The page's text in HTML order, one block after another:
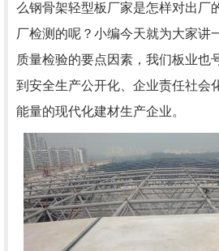
么钢骨架轻型板厂家是怎样对出厂
厂检测的呢？小编今天就为大家讲
质量检验的要点因素，我们板业也
到安全生产公开化、企业责任社会
能量的现代化建材生产企业。